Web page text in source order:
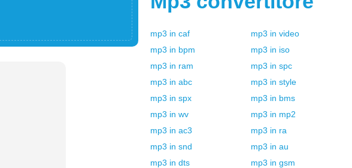
mp3 in caf mp3 in video
mp3 in bpm mp3 in iso
mp3 in ram mp3 in spc
mp3 in abc mp3 in style
mp3 in spx mp3 in bms
mp3 in wv mp3 in mp2
mp3 in ac3 mp3 in ra
mp3 in snd mp3 in au
mp3 in dts mp3 in gsm